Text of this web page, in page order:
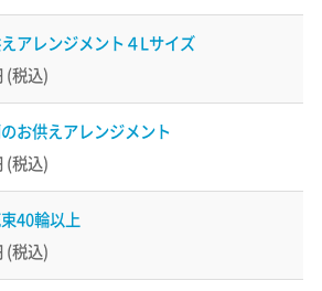
アレンジメント４Lサイズ
(税込)
お供えアレンジメント
(税込)
40輪以上
(税込)